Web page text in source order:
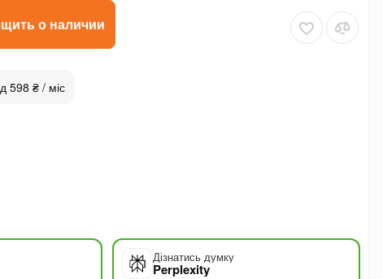
о наличии
598 ₴ / міс
Дізнатись думку
Perplexity